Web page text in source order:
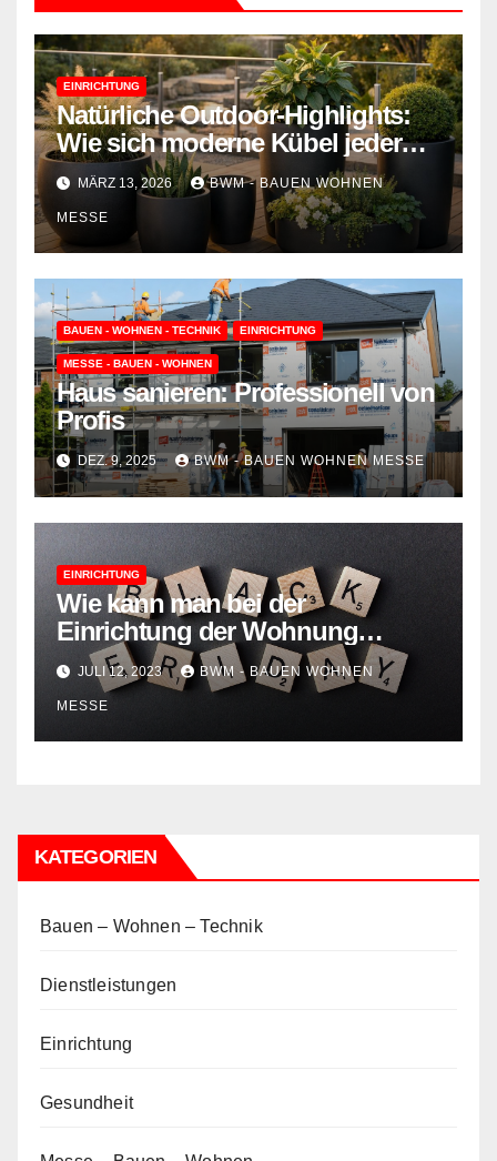
EINRICHTUNG
Natürliche Outdoor-Highlights:
Wie sich moderne Kübel jeder
Witterung stellen
MÄRZ 13, 2026 BWM - BAUEN WOHNEN
MESSE
BAUEN - WOHNEN - TECHNIK EINRICHTUNG
MESSE - BAUEN - WOHNEN
Haus sanieren: Professionell von
Profis
DEZ. 9, 2025 BWM - BAUEN WOHNEN MESSE
EINRICHTUNG
Wie kann man bei der
Einrichtung der Wohnung
sparen?
JULI 12, 2023 BWM - BAUEN WOHNEN
MESSE
KATEGORIEN
Bauen – Wohnen – Technik
Dienstleistungen
Einrichtung
Gesundheit